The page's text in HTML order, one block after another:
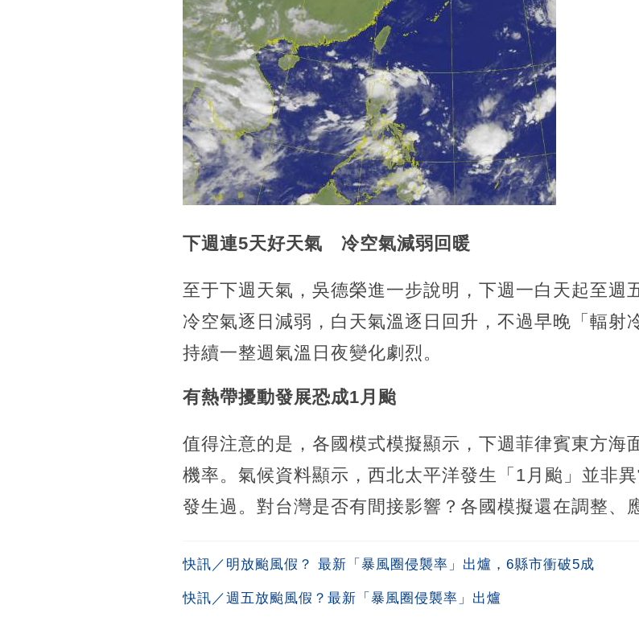
下週連5天好天氣 冷空氣減弱回暖
至于下週天氣，吳德榮進一步說明，下週一白天起至週
冷空氣逐日減弱，白天氣溫逐日回升，不過早晚「輻射
持續一整週氣溫日夜變化劇烈。
有熱帶擾動發展恐成1月颱
值得注意的是，各國模式模擬顯示，下週菲律賓東方海
機率。氣候資料顯示，西北太平洋發生「1月颱」並非
發生過。對台灣是否有間接影響？各國模擬還在調整、
快訊／明放颱風假？ 最新「暴風圈侵襲率」出爐，6縣市衝破5成
快訊／週五放颱風假？最新「暴風圈侵襲率」出爐